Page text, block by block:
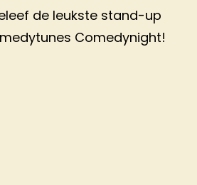
de leukste stand-up
Comedynight!